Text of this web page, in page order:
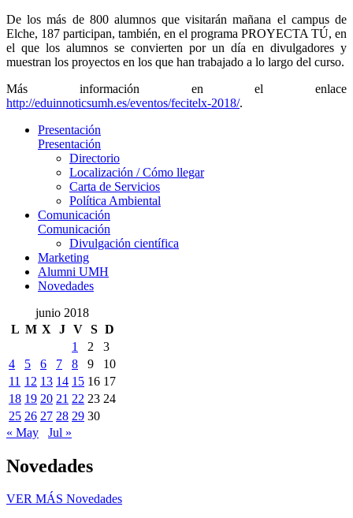
De los más de 800 alumnos que visitarán mañana el campus de
Elche, 187 participan, también, en el programa PROYECTA TÚ, en
el que los alumnos se convierten por un día en divulgadores y
muestran los proyectos en los que han trabajado a lo largo del curso.
Más información en el enlace
http://eduinnoticsumh.es/eventos/fecitelx-2018/.
Presentación
Presentación
Directorio
Localización / Cómo llegar
Carta de Servicios
Política Ambiental
Comunicación
Comunicación
Divulgación científica
Marketing
Alumni UMH
Novedades
junio 2018
L M X J V S D
1
2
3
4
5 6 7 8 9
10
11 12 13 14 15 16 17
18 19 20 21 22 23 24
25 26 27 28 29 30
« May
Jul »
Novedades
VER MÁS Novedades